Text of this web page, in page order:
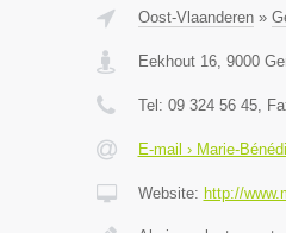
Oost-Vlaanderen»
Eekhout 16, 9000
Tel: 09 324 56 45,
E-mail › Marie-
Website: http://